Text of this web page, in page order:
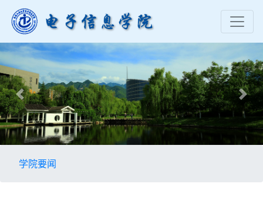
Previous Next
学院要闻